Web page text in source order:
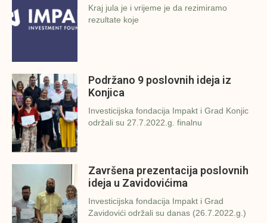
Kraj jula je i vrijeme je da rezimiramo
rezultate koje
Podržano 9 poslovnih ideja iz
Konjica
Investicijska fondacija Impakt i Grad Konjic
održali su 27.7.2022.g. finalnu
Završena prezentacija poslovnih
ideja u Zavidovićima
Investicijska fondacija Impakt i Grad
Zavidovići održali su danas (26.7.2022.g.)